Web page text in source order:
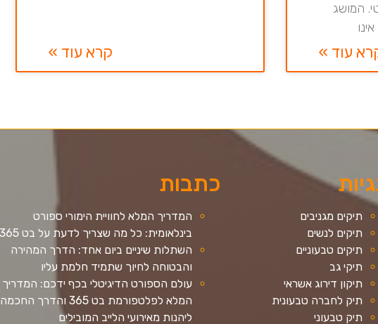
המושג
עוד » קרא עוד »
תיקים מגניבים
תיקים לנשים
תיקים טבעוניים
תיקי גב
תיקון דירוג אשראי
תיק לחברה טבעונית
תיק טבעוני
כתבות
המדריך המלא לחוויית הימורי ספורט
בינלאומית: כל מה שצריך לדעת על בט 365
השתלות שיניים ביום אחד: הדרך המהירה
והבטוחה לחיוך שתמיד חלמת עליו
עולם הספורט הדיגיטלי בכף ידכם: המדריך
המלא לפלטפורמת בט 365 והדרך החכמה
ליהנות מאירועי הלייב המובילים